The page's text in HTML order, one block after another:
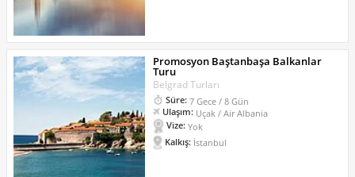
Promosyon Baştanbaşa Balkanlar
Turu
Belgrad Turları
Süre: 7 Gece / 8 Gün
Ulaşım: Uçak / Air Albania
Vize: Yok
Kalkış: İstanbul